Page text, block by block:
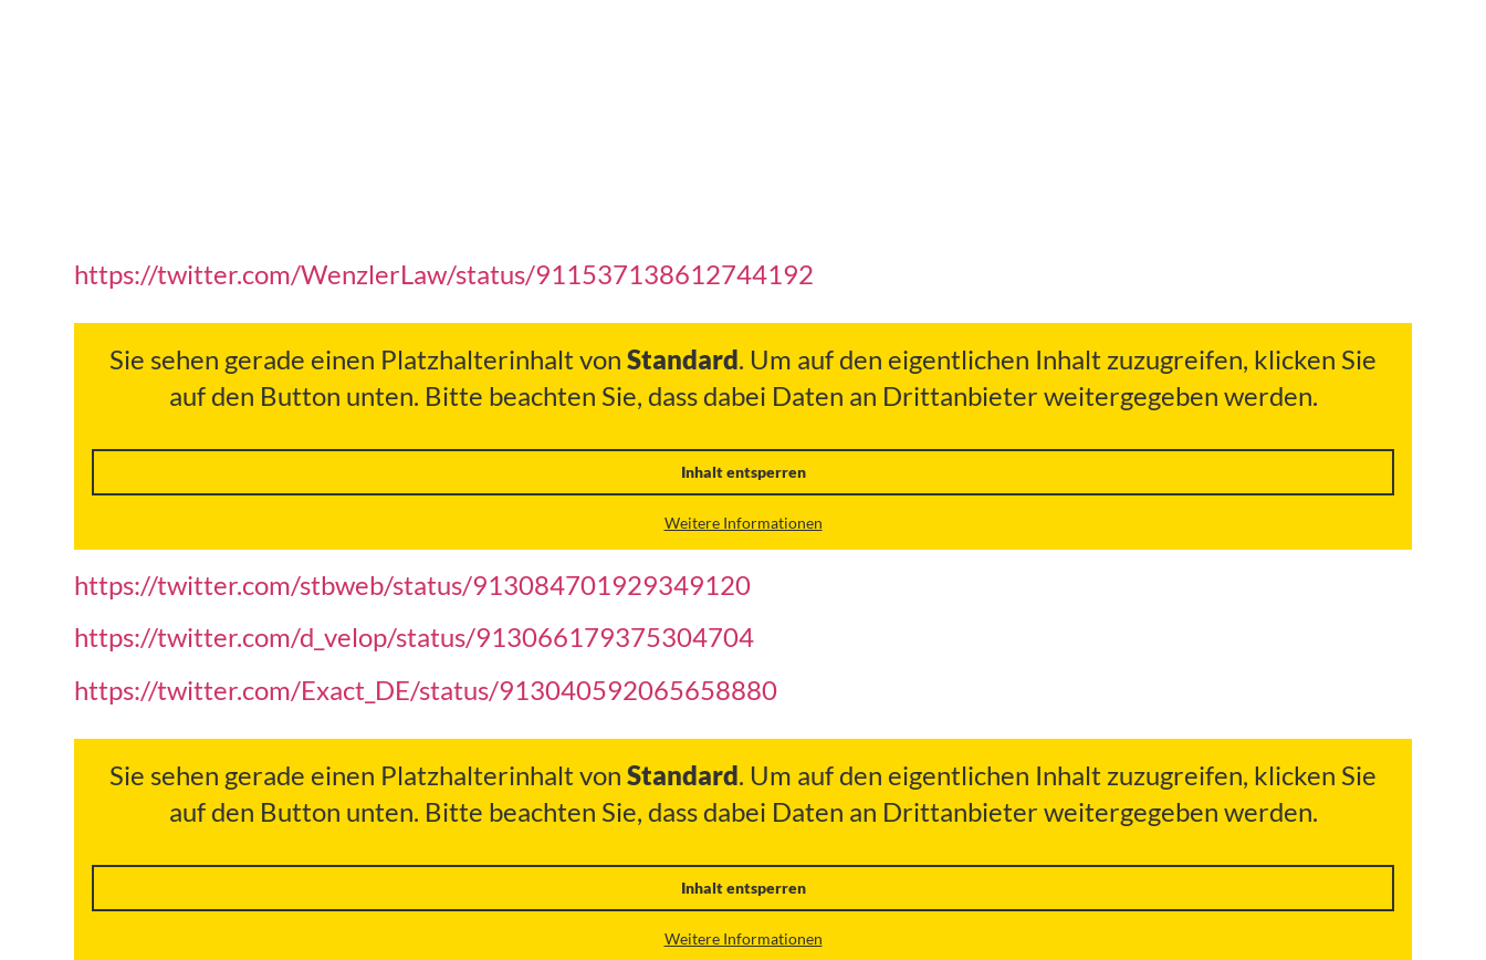
https://twitter.com/WenzlerLaw/status/911537138612744192
Sie sehen gerade einen Platzhalterinhalt von Standard. Um auf den eigentlichen Inhalt zuzugreifen, klicken Sie
auf den Button unten. Bitte beachten Sie, dass dabei Daten an Drittanbieter weitergegeben werden.
Inhalt entsperren
Weitere Informationen
https://twitter.com/stbweb/status/913084701929349120
https://twitter.com/d_velop/status/913066179375304704
https://twitter.com/Exact_DE/status/913040592065658880
Sie sehen gerade einen Platzhalterinhalt von Standard. Um auf den eigentlichen Inhalt zuzugreifen, klicken Sie
auf den Button unten. Bitte beachten Sie, dass dabei Daten an Drittanbieter weitergegeben werden.
Inhalt entsperren
Weitere Informationen